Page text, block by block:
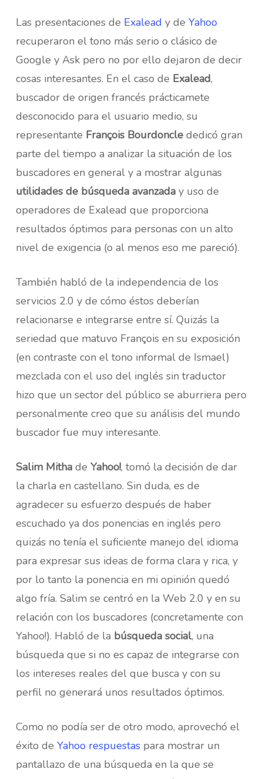
Las presentaciones de Exalead y de Yahoo
recuperaron el tono más serio o clásico de
Google y Ask pero no por ello dejaron de decir
cosas interesantes. En el caso de Exalead,
buscador de origen francés prácticamete
desconocido para el usuario medio, su
representante François Bourdonclededicó gran
parte del tiempo a analizar la situación de los
buscadores en general y a mostrar algunas
utilidades de búsqueda avanzaday uso de
operadores de Exalead que proporciona
resultados óptimos para personas con un alto
nivel de exigencia (o al menos eso me pareció).
También habló de la independencia de los
servicios 2.0 y de cómo éstos deberían
relacionarse e integrarse entre sí. Quizás la
seriedad que matuvo François en su exposición
(en contraste con el tono informal de Ismael)
mezclada con el uso del inglés sin traductor
hizo que un sector del público se aburriera pero
personalmente creo que su análisis del mundo
buscador fue muy interesante.
Salim Mithade Yahoo!, tomó la decisión de dar
la charla en castellano. Sin duda, es de
agradecer su esfuerzo después de haber
escuchado ya dos ponencias en inglés pero
quizás no tenía el suficiente manejo del idioma
para expresar sus ideas de forma clara y rica, y
por lo tanto la ponencia en mi opinión quedó
algo fría. Salim se centró en la Web 2.0 y en su
relación con los buscadores (concretamente con
Yahoo!). Habló de la búsqueda social, una
búsqueda que si no es capaz de integrarse con
los intereses reales del que busca y con su
perfil no generará unos resultados óptimos.
Como no podía ser de otro modo, aprovechó el
éxito de Yahoo respuestaspara mostrar un
pantallazo de una búsqueda en la que se